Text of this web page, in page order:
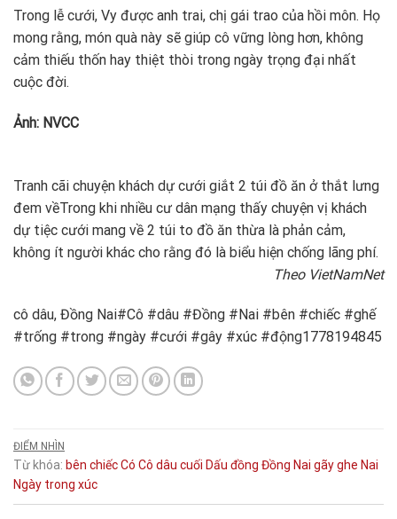
Trong lễ cưới, Vy được anh trai, chị gái trao của hồi môn. Họ
mong rằng, món quà này sẽ giúp cô vững lòng hơn, không
cảm thiếu thốn hay thiệt thòi trong ngày trọng đại nhất
cuộc đời.
Ảnh: NVCC
Tranh cãi chuyện khách dự cưới giắt 2 túi đồ ăn ở thắt lưng
đem vềTrong khi nhiều cư dân mạng thấy chuyện vị khách
dự tiệc cưới mang về 2 túi to đồ ăn thừa là phản cảm,
không ít người khác cho rằng đó là biểu hiện chống lãng phí.
Theo VietNamNet
cô dâu, Đồng Nai#Cô #dâu #Đồng #Nai #bên #chiếc #ghế
#trống #trong #ngày #cưới #gây #xúc #động1778194845
ĐIỂM NHÌN
Từ khóa: bên chiếcCó Cô dâu cuối Dấu đồng Đồng Nai gãyghe Nai
Ngày trong xúc